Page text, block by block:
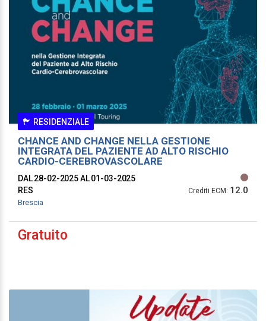
RESIDENZIALE
CHANCE AND CHANGE NELLA GESTIONE
INTEGRATA DEL PAZIENTE AD ALTO RISCHIO
CARDIO-CEREBROVASCOLARE
DAL 28-02-2025AL 01-03-2025
RES
Crediti ECM: 12.0
Brescia
Gratuito